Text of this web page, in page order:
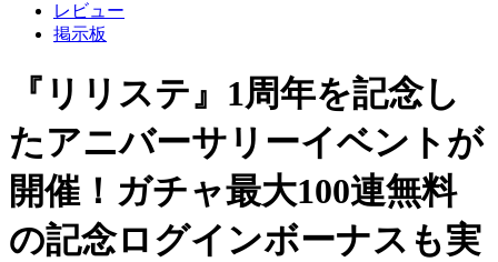
レビュー
掲示板
『リリステ』1周年を記念し
たアニバーサリーイベントが
開催！ガチャ最大100連無料
の記念ログインボーナスも実